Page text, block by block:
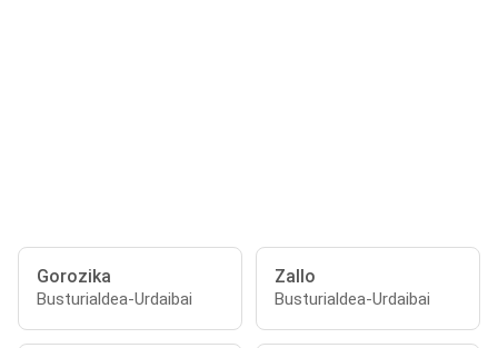
Gorozika
Busturialdea-Urdaibai
Zallo
Busturialdea-Urdaibai